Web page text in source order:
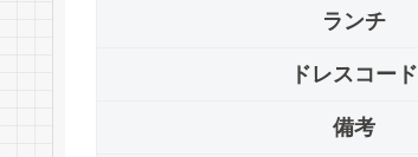
ランチ
ドレスコード
備考